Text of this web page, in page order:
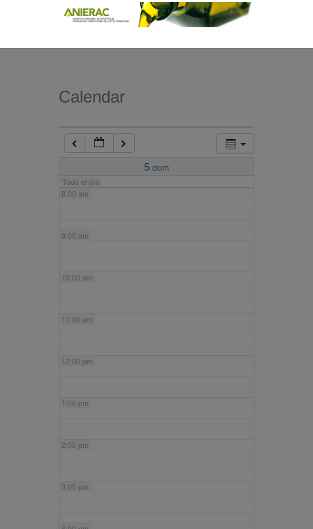
Calendar
5 dom
Todo el día
7:00 am
8:00 am
9:00 am
10:00 am
11:00 am
12:00 pm
1:00 pm
2:00 pm
3:00 pm